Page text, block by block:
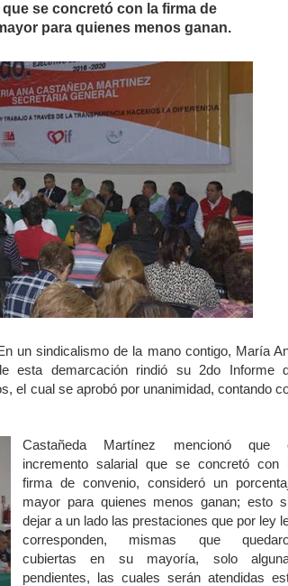
se concretó con la firma de
para quienes menos ganan.
un sindicalismo de la mano contigo, María
esta demarcación rindió su 2do Informe
el cual se aprobó por unanimidad, contando
Castañeda Martínez mencionó que
incremento salarial que se concretó con
firma de convenio, consideró un
mayor para quienes menos ganan; esto
dejar a un lado las prestaciones que por ley
corresponden, mismas que
cubiertas en su mayoría, solo
pendientes, las cuales serán atendidas